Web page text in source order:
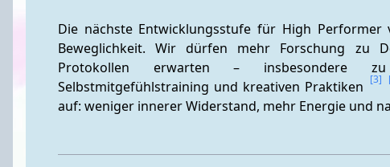
Die nächste Entwicklungsstufe für High
Beweglichkeit. Wir dürfen mehr Forschung zu
Protokollen erwarten – insbesondere
Selbstmitgefühlstraining und kreativen Praktiken [3]
auf: weniger innerer Widerstand, mehr Energie und